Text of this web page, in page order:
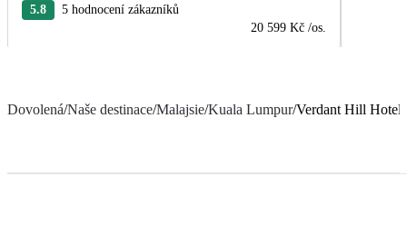
5.8
5 hodnocení zákazníků
20 599 Kč /os.
Dovolená/Naše destinace/Malajsie/Kuala Lumpur/Verdant Hill Hotel